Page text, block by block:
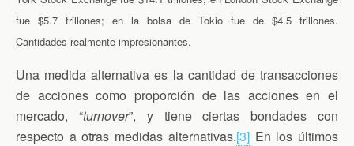
fue $5.7 trillones; en la bolsa de Tokio fue de $4.5 trillones.
Cantidades realmente impresionantes.
Una medida alternativa es la cantidad de transacciones
de acciones como proporción de las acciones en el
mercado, “turnover”, y tiene ciertas bondades con
respecto a otras medidas alternativas.[3]En los últimos